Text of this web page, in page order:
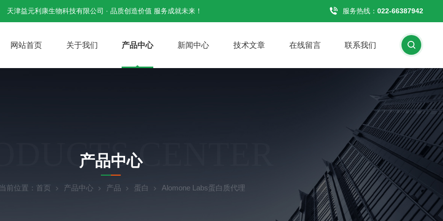
天津益元利康生物科技有限公司 · 品质创造价值 服务成就未来！ 服务热线： 022-66387942
网站首页 关于我们 产品中心 新闻中心 技术文章 在线留言 联系我们
CENTER
产品中心
前位置： 首页 产品中心 产品 蛋白 Alomone Labs蛋白质代理